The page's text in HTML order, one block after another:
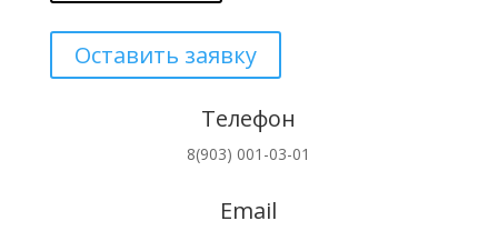
Оставить заявку
Телефон
8(903) 001-03-01
Email